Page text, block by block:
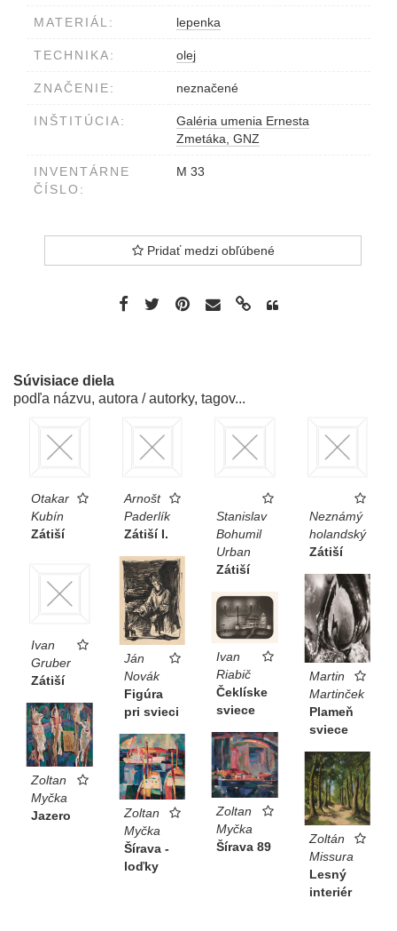
MATERIÁL: lepenka
TECHNIKA: olej
ZNAČENIE: neznačené
INŠTITÚCIA:
Galéria umenia Ernesta
Zmetáka, GNZ
INVENTÁRNE
ČÍSLO:
M 33
Pridať medzi obľúbené
Súvisiace diela
podľa názvu, autora / autorky, tagov...
Otakar
Kubín
Zátiší
Arnošt
Paderlík
Zátiší I.
Stanislav
Bohumil
Urban
Zátiší
Neznámý
holandský
Zátiší
Ivan
Gruber
Zátiší
Ján
Novák
Figúra
pri svieci
Martin
Martinček
Plameň
sviece
Ivan
Riabič
Čeklíske
sviece
Zoltan
Myčka
Jazero
Zoltan
Myčka
Šírava 89
Zoltan
Myčka
Šírava -
loďky
Zoltán
Missura
Lesný
interiér